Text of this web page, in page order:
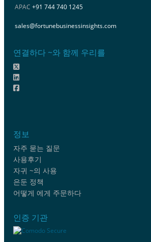
APAC +91 744 740 1245
sales@fortunebusinessinsights.com
연결하다 ~와 함께 우리를
정보
자주 묻는 질문
사용후기
자귀 ~의 사용
은둔 정책
어떻게 에게 주문하다
인증 기관